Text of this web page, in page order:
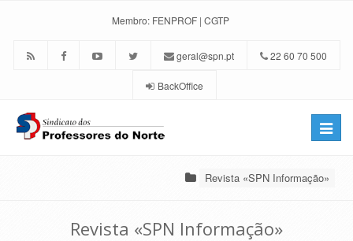
Membro: FENPROF | CGTP
geral@spn.pt 22 60 70 500
BackOffice
Toggle
Revista «SPN Informação»
Revista «SPN Informação»